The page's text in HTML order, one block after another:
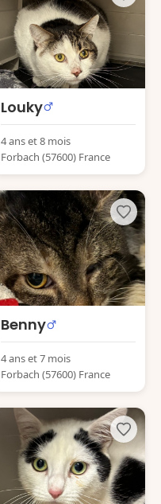
Louky
4 ans et 8 mois
Forbach (57600) France
Benny
4 ans et 7 mois
Forbach (57600) France